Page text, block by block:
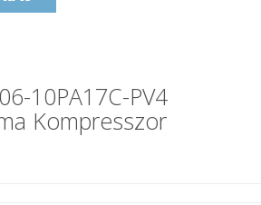
10PA17C-PV4
Kompresszor